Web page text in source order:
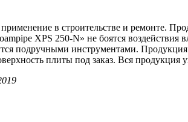
в строительстве и ремонте.
XPS 250-N» не боятся
подручными инструментами.
плиты под заказ. Вся продукция